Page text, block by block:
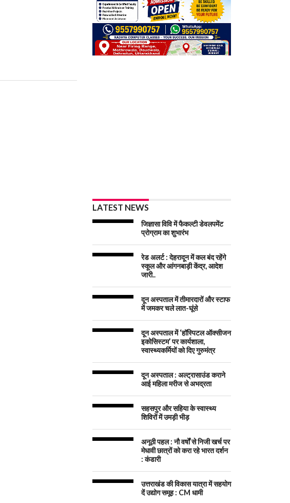
LATEST NEWS
जिज्ञासा विवि में फैकल्टी डेवलपमेंट
प्रोग्राम का शुभारंभ
रेड अलर्ट : देहरादून में कल बंद रहेंगे
स्कूल और आंगनबाड़ी केंद्र, आदेश
जारी..
दून अस्पताल में तीमारदारों और स्टाफ
में जमकर चले लात-घूंसे
दून अस्पताल में ‘हॉस्पिटल ऑक्सीजन
इकोसिस्टम’ पर कार्यशाला,
स्वास्थ्यकर्मियों को दिए गुरुमंत्र
दून अस्पताल : अल्ट्रासाउंड कराने
आई महिला मरीज से अभद्रता
सहसपुर और सहिया के स्वास्थ्य
शिविरों में उमड़ी भीड़
अनूठी पहल : नौ वर्षों से निजी खर्च पर
मेधावी छात्रों को करा रहे भारत दर्शन
: कंडारी
उत्तराखंड की विकास यात्रा में सहयोग
दें उद्योग समूह : CM धामी